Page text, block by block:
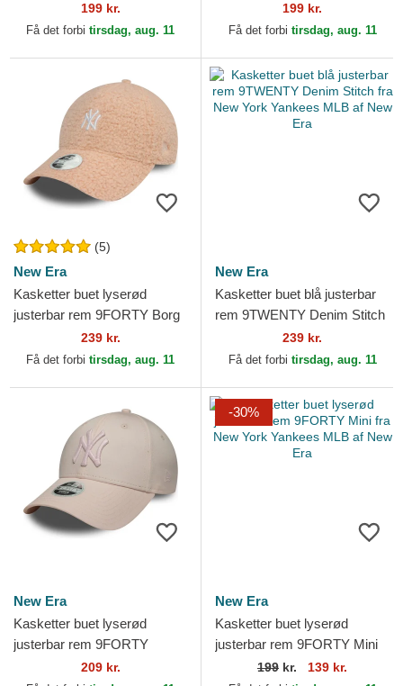
Essential fra New York
Yankees MLB af New Era
199 kr.
Få det forbi tirsdag, aug. 11
League Essential Midi fra Los
Angeles Dodgers MLB af...
199 kr.
Få det forbi tirsdag, aug. 11
(5)
New Era
Kasketter buet lyserød
justerbar rem 9FORTY Borg
fra New York Yankees MLB
af New Era
239 kr.
Få det forbi tirsdag, aug. 11
New Era
Kasketter buet blå justerbar
rem 9TWENTY Denim Stitch
fra New York Yankees MLB
af New Era
239 kr.
Få det forbi tirsdag, aug. 11
New Era
Kasketter buet lyserød
justerbar rem 9FORTY
Metallic fra New York
209 kr.
-30%
New Era
Kasketter buet lyserød
justerbar rem 9FORTY Mini
fra New York Yankees MLB
199 kr. 139 kr.